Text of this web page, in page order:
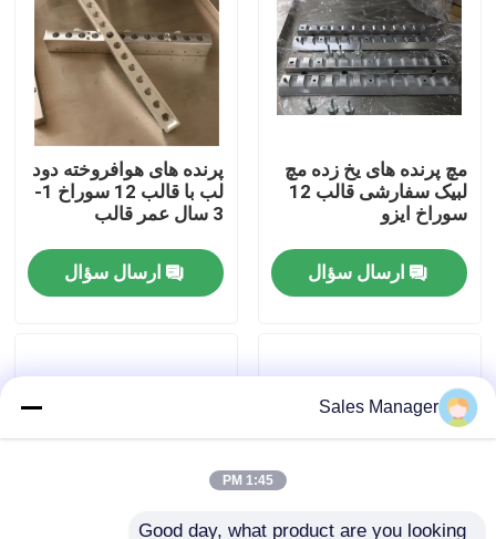
فیلم های
دربارهی ما
کارخانه تور
کنترل کیفیت
خط تولید رژ لب
ماشین پر کردن ماسکارا
مچ پرنده های یخ زده مچ
لبیک سفارشی قالب 12
سوراخ ایزو
ارسال سؤال
پرنده های هوافروخته دود
لب با قالب 12 سوراخ 1-
3 سال عمر قالب
ارسال سؤال
Sales Manager
1:45 PM
Good day, what product are you looking